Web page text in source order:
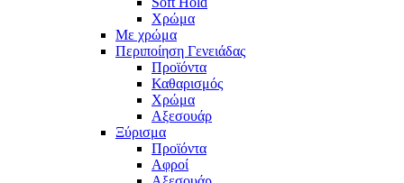
Χρώμα
Με χρώμα
Περιποίηση Γενειάδας
Προϊόντα
Καθαρισμός
Χρώμα
Αξεσουάρ
Ξύρισμα
Προϊόντα
Αφροί